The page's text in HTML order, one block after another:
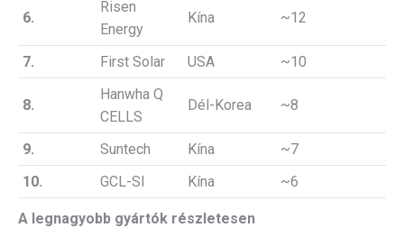
6.
Risen
Energy
Kína ~12
7. First Solar USA ~10
8.
Hanwha Q
CELLS
Dél-Korea ~8
9. Suntech Kína
~7
10.
GCL-SI Kína ~6
A legnagyobb gyártók részletesen